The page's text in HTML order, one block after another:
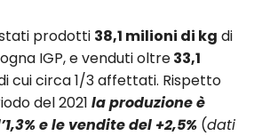
prodotti 38,1 milioni di kg di
IGP, e venduti oltre33,1
cui circa 1/3 affettati. Rispetto
del 2021 la produzione è
e le vendite del +2,5% (dati